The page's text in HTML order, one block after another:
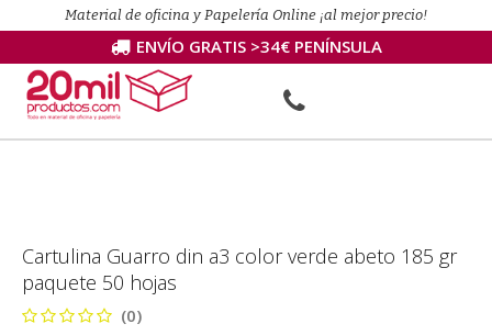
Material de oficina y Papelería Online ¡al mejor precio!
ENVÍO GRATIS >34€ PENÍNSULA
Cartulina Guarro din a3 color verde abeto 185 gr
paquete 50 hojas
(0)